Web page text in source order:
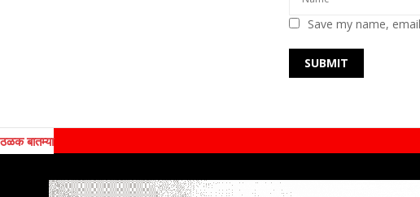
Save my name,
ठळक बातम्या